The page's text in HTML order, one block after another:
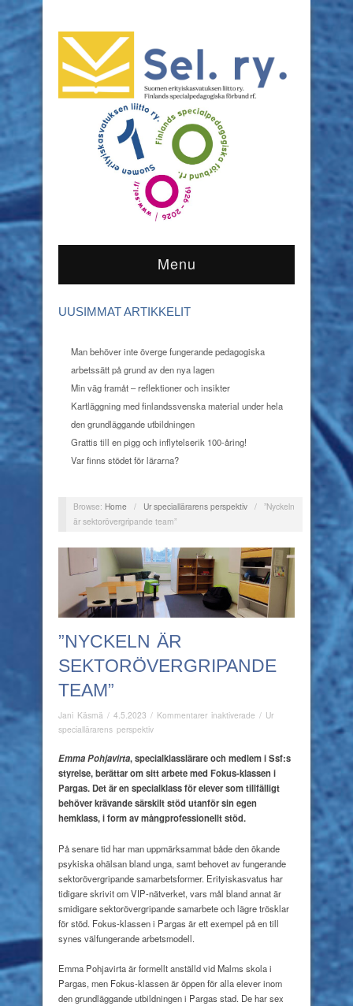
Menu
UUSIMMAT ARTIKKELIT
Man behöver inte överge fungerande pedagogiska
arbetssätt på grund av den nya lagen
Min väg framåt – reflektioner och insikter
Kartläggning med finlandssvenska material under hela
den grundläggande utbildningen
Grattis till en pigg och inflytelserik 100-åring!
Var finns stödet för lärarna?
Browse: Home / Ur speciallärarens perspektiv /
”Nyckeln
är sektorövergripande team”
”NYCKELN ÄR
SEKTORÖVERGRIPANDE
TEAM”
Jani Käsmä / 4.5.2023 / Kommentarer inaktiverade för
sektorövergripande
team”
/ Ur
speciallärarens perspektiv
Emma Pohjavirta, specialklasslärare och medlem i Ssf:s
styrelse,berättar om sitt arbete med Fokus-klassen i
Pargas.Det är en specialklass för elever som tillfälligt
behöverkrävande särskilt stöd utanför sin egen
hemklass, i form av mångprofessionellt stöd.
På senare tid har man uppmärksammat både den ökande
psykiska ohälsan bland unga, samt behovet av fungerande
sektorövergripande samarbetsformer. Erityiskasvatus har
tidigare skrivit om VIP-nätverket, vars mål bland annat är
smidigare sektorövergripande samarbete och lägre trösklar
för stöd. Fokus-klassen i Pargas är ett exempel på en till
synes välfungerande arbetsmodell.
Emma Pohjavirta är formellt anställd vid Malms skola i
Pargas, men Fokus-klassen är öppen för alla elever inom
den grundläggande utbildningen i Pargas stad. De har sex